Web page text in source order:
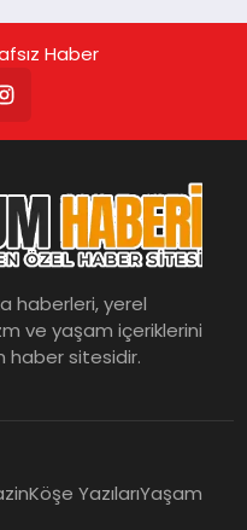
Haber
haberleri, yerel
ve yaşam içeriklerini
haber sitesidir.
Köşe YazılarıYaşam